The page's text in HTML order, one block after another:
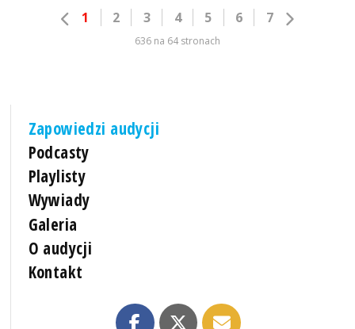
1 2 3 4 5 6 7
636 na 64 stronach
Zapowiedzi audycji
Podcasty
Playlisty
Wywiady
Galeria
O audycji
Kontakt